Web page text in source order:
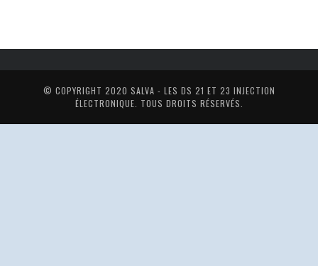
© COPYRIGHT 2020 SALVA - LES DS 21 ET 23 INJECTION
ÉLECTRONIQUE . TOUS DROITS RÉSERVÉS.